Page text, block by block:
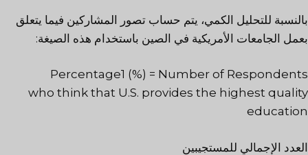
بالنسبة للتحليل الكمي، يتم حساب تصور المشاركين فيما يتعلق
بعمل الجامعات الأمريكية في الصين باستخدام هذه الصيغة:
Percentage1 (%) = Number of Respondents
who think that U.S. provides the highest quality
education
العدد الإجمالي للمستجيبين